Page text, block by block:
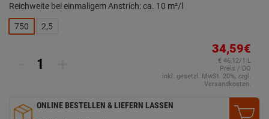
Reichweite bei einmaligem Anstrich: ca. 10 m²/l
750 2,5
34,59€
€ 46,12/1 L
Preis / DO
inkl. gesetzl. MwSt. 20%, zzgl.
Versandkosten.
ONLINE BESTELLEN & LIEFERN LASSEN